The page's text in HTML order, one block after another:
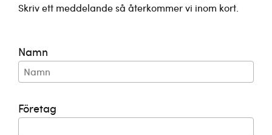
Skriv ett meddelande så återkommer vi inom kort.
Namn
Företag